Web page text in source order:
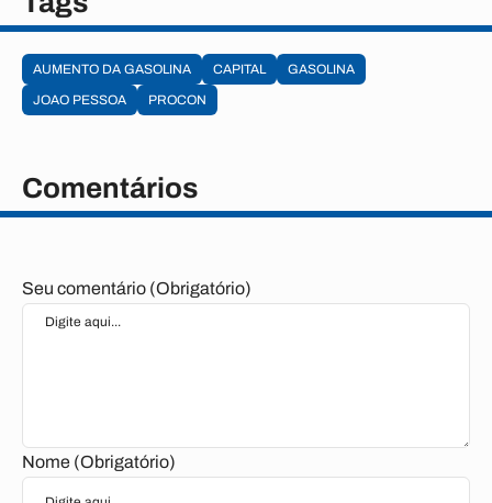
AUMENTO DA GASOLINA CAPITAL
GASOLINA
JOAO PESSOA
PROCON
Comentários
Seu comentário (Obrigatório)
Nome (Obrigatório)